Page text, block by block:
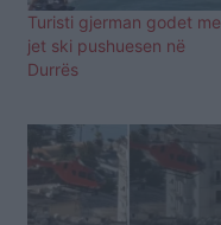
Turisti gjerman godet me
jet ski pushuesen në
Durrës